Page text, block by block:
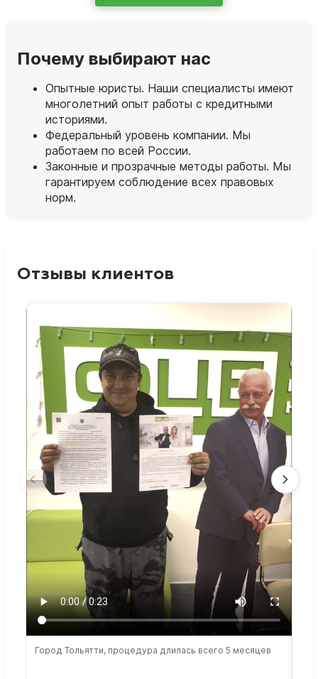
Почему выбирают нас
Опытные юристы. Наши специалисты имеют
многолетний опыт работы с кредитными
историями.
Федеральный уровень компании. Мы
работаем по всей России.
Законные и прозрачные методы работы. Мы
гарантируем соблюдение всех правовых
норм.
Отзывы клиентов
Город Тольятти, процедура длилась всего 5 месяцев